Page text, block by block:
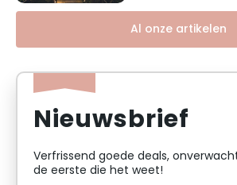
Al onze artikelen
Nieuwsbrief
Verfrissend goede deals,
de eerste die het weet!